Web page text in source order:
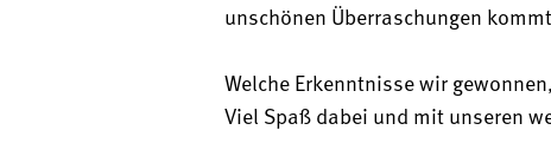
unschönen Überraschungen
Welche Erkenntnisse wir
Viel Spaß dabei und mit unseren